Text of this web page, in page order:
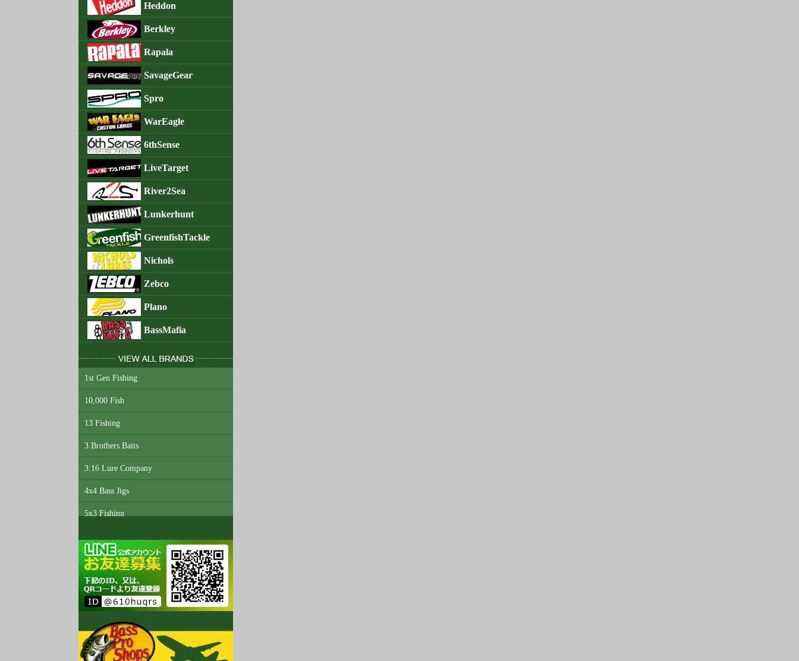
Heddon
Berkley
Rapala
SavageGear
Spro
WarEagle
6thSense
LiveTarget
River2Sea
Lunkerhunt
GreenfishTackle
Nichols
Zebco
Plano
BassMafia
1st Gen Fishing
10,000 Fish
13 Fishing
3 Brothers Baits
3:16 Lure Company
4x4 Bass Jigs
5x3 Fishing
A3 Anglers
Abu Garcia
Accent
Acme Tackle
AC Shiners